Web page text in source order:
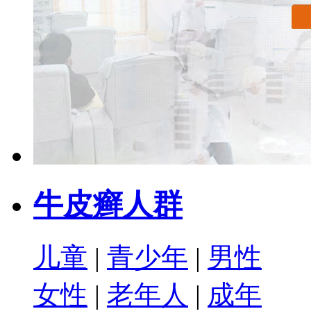
牛皮癣人群
儿童 | 青少年 | 男性
女性 | 老年人 | 成年